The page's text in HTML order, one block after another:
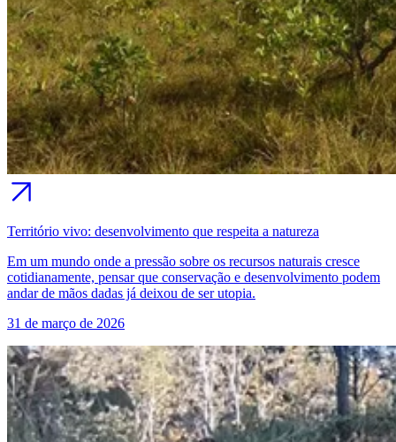
Território vivo: desenvolvimento que respeita a natureza
Em um mundo onde a pressão sobre os recursos naturais cresce
cotidianamente, pensar que conservação e desenvolvimento podem
andar de mãos dadas já deixou de ser utopia.
31 de março de 2026